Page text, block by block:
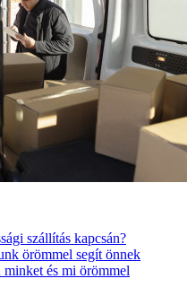
szállítás kapcsán?
örömmel segít önnek
és mi örömmel